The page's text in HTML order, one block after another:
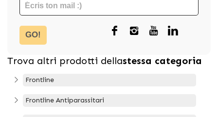
GO!
Trova altri prodotti dellastessa categoria
Frontline
Frontline Antiparassitari